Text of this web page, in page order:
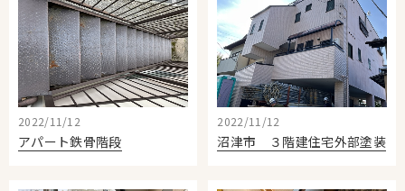
2022/11/12
アパート鉄骨階段
2022/11/12
沼津市 ３階建住宅外部塗装